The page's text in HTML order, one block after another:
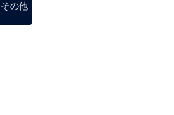
その他